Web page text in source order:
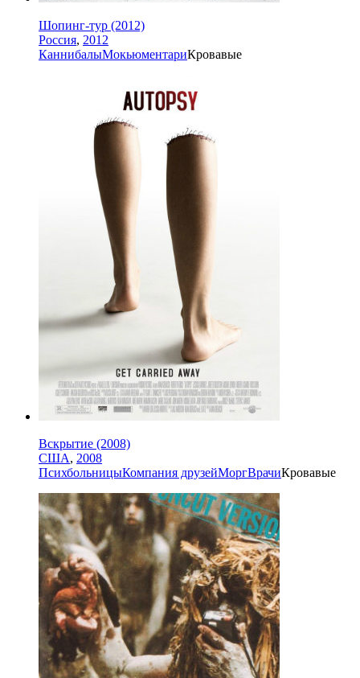
Шопинг-тур (2012)
Россия, 2012
КаннибалыМокьюментариКровавые
Вскрытие (2008)
США, 2008
ПсихбольницыКомпания друзейМоргВрачиКровавые